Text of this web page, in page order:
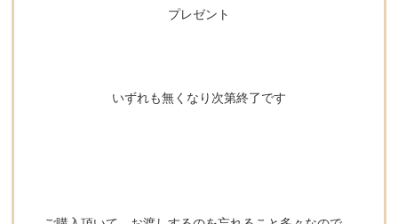
プレゼント
いずれも無くなり次第終了です